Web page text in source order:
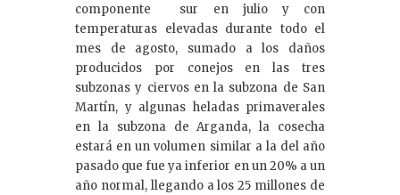
componente sur en julio y con
temperaturas elevadas durante todo el
mes de agosto, sumado a los daños
producidos por conejos en las tres
subzonas y ciervos en la subzona de San
Martín, y algunas heladas primaverales
en la subzona de Arganda, la cosecha
estará en un volumen similar a la del año
pasado que fue ya inferior en un 20% a un
año normal, llegando a los 25 millones de